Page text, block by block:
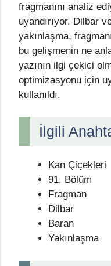
fragmanını analiz
uyandırıyor. Dilbar
yakınlaşma,
bu gelişmenin ne
yazının ilgi çekici
optimizasyonu için
kullanıldı.
İlgili
Kan Çiçekleri
91. Bölüm
Fragman
Dilbar
Baran
Yakınlaşma